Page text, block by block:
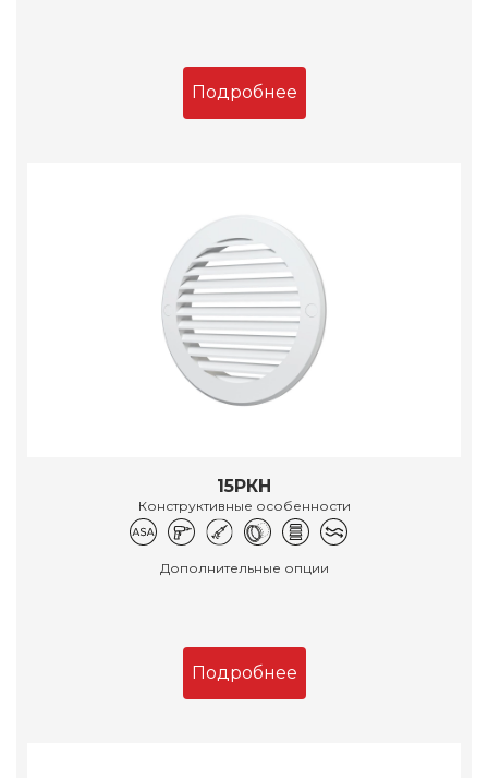
Подробнее
15РКН
Конструктивные особенности
Дополнительные опции
Подробнее